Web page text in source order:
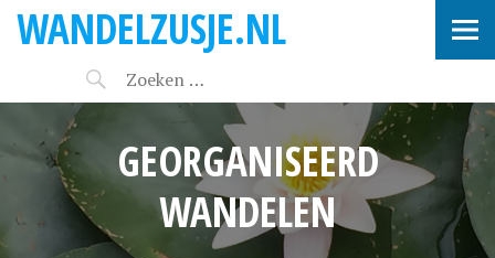
WANDELZUSJE.NL
GEORGANISEERD
WANDELEN